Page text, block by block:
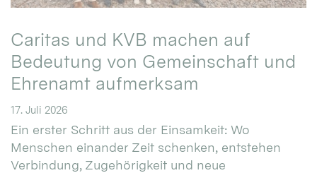
Caritas und KVB machen auf
Bedeutung von Gemeinschaft und
Ehrenamt aufmerksam
17. Juli 2026
Ein erster Schritt aus der Einsamkeit: Wo
Menschen einander Zeit schenken, entstehen
Verbindung, Zugehörigkeit und neue